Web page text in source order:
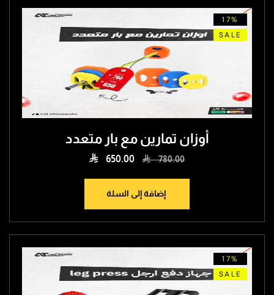
17%
SALE
أوزان تمارين مع بار متعدد
780.00
 650.00
إضافة إلى السلة
17%
SALE